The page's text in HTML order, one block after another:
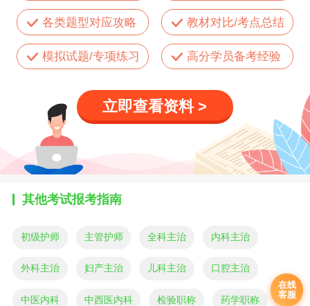
各类题型对应攻略 教材对比/考点总结
模拟试题/专项练习 高分学员备考经验
立即查看资料 >
其他考试报考指南
初级护师 主管护师 全科主治 内科主治
外科主治 妇产主治 儿科主治 口腔主治
中医内科 中西医内科 检验职称 药学职称
在线
客服